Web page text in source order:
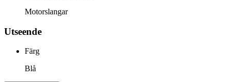
Motorslangar
Utseende
Färg
Blå